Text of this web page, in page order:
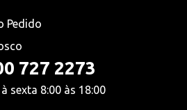
Pedido
727 2273
sexta 8:00 às 18:00